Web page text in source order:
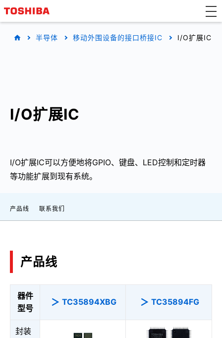
半导体 移动外围设备的接口桥接IC I/O扩展IC
I/O扩展IC
I/O扩展IC可以方便地将GPIO、键盘、LED控制和定时器
等功能扩展到现有系统。
产品线 联系我们
产品线
器件
型号
TC35894XBG TC35894FG
封装